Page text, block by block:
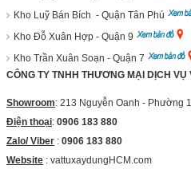
Kho Luỹ Bán Bích - Quận Tân Phú
Kho Đỗ Xuân Hợp - Quận 9
Kho Trần Xuân Soạn - Quận 7
CÔNG TY TNHH THƯƠNG MẠI DỊCH
Showroom: 213 Nguyễn Oanh - Phường
Điện thoại: 0906 183 880
Zalo/ Viber : 0906 183 880
Website : vattuxaydungHCM.com